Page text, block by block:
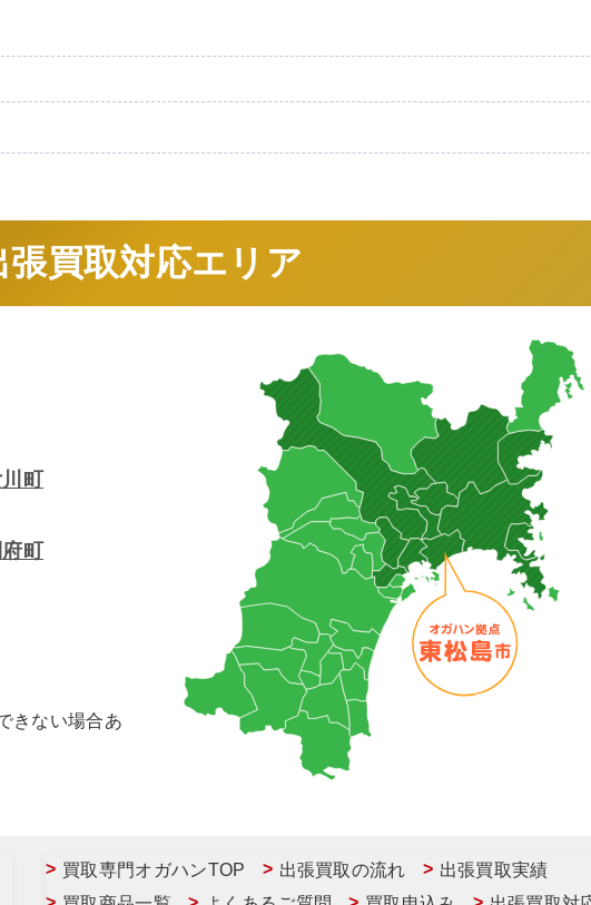
張買取対応エリア
町
町
きない場合あ
買取専門オガハンTOP 出張買取の流れ
出張買取実績